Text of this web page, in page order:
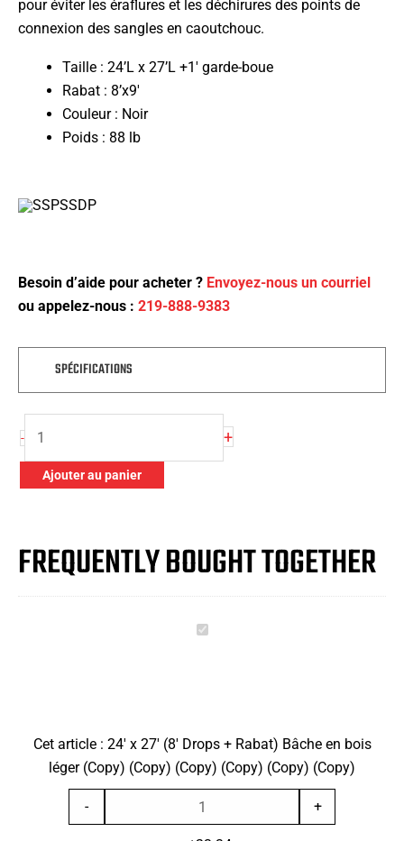
pour éviter les éraflures et les déchirures des points de
connexion des sangles en caoutchouc.
Taille : 24’L x 27’L +1′ garde-boue
Rabat : 8’x9′
Couleur : Noir
Poids : 88 lb
Besoin d’aide pour acheter ? Envoyez-nous un courriel
ou appelez-nous : 219-888-9383
SPÉCIFICATIONS
-
de
Drops
(Copy)
(Copy)
+
Ajouter au panier
FREQUENTLY BOUGHT TOGETHER
24'
+
Rabat)
Bâche
Cet article : 24' x 27' (8' Drops + Rabat) Bâche en bois
léger (Copy) (Copy) (Copy) (Copy) (Copy) (Copy)
-
de
+